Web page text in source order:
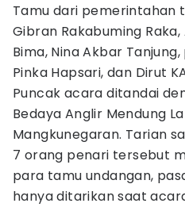
Tamu dari pemerintahan
Gibran Rakabuming Raka,
Bima, Nina Akbar
Pinka Hapsari, dan Dirut
Puncak acara ditandai
Bedaya Anglir Mendung
Mangkunegaran. Tarian
7 orang penari tersebut
para tamu undangan,
hanya ditarikan saat